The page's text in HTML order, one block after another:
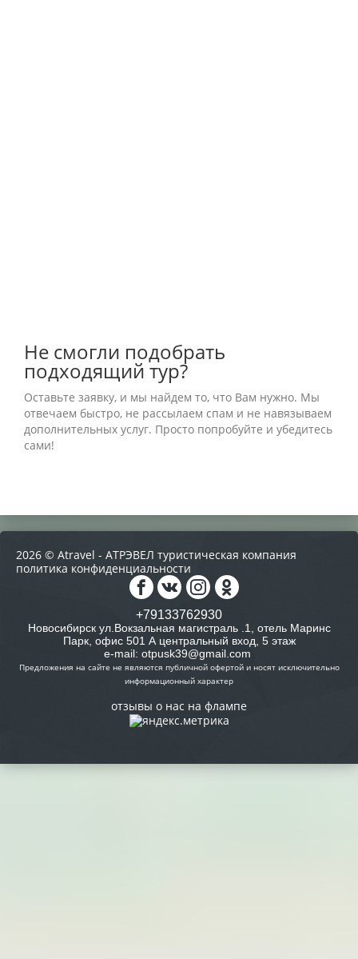
Не смогли подобрать
подходящий тур?
Оставьте заявку, и мы найдем то, что Вам нужно. Мы
отвечаем быстро, не рассылаем спам и не навязываем
дополнительных услуг. Просто попробуйте и убедитесь
сами!
2026 © Atravel - АТРЭВЕЛ туристическая компания
политика конфиденциальности
+79133762930
Новосибирск ул.Вокзальная магистраль .1, отель Маринс
Парк, офис 501 А центральный вход, 5 этаж
e-mail: otpusk39@gmail.com
Предложения на сайте не являются публичной офертой и носят исключительно
информационный характер
отзывы о нас на флампе